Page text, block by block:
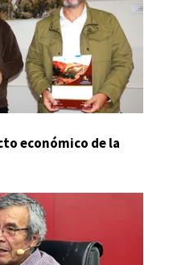
económico de la